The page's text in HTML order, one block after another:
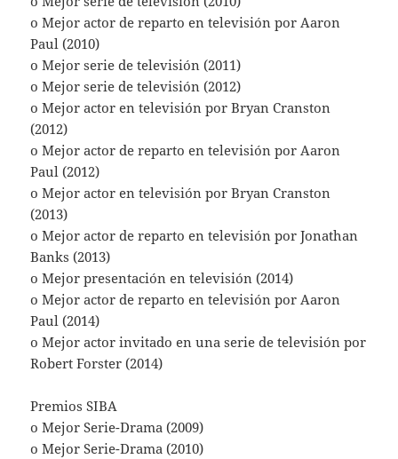
o Mejor actor de reparto en televisión por Aaron
Paul (2010)
o Mejor serie de televisión (2011)
o Mejor serie de televisión (2012)
o Mejor actor en televisión por Bryan Cranston
(2012)
o Mejor actor de reparto en televisión por Aaron
Paul (2012)
o Mejor actor en televisión por Bryan Cranston
(2013)
o Mejor actor de reparto en televisión por Jonathan
Banks (2013)
o Mejor presentación en televisión (2014)
o Mejor actor de reparto en televisión por Aaron
Paul (2014)
o Mejor actor invitado en una serie de televisión por
Robert Forster (2014)
Premios SIBA
o Mejor Serie-Drama (2009)
o Mejor Serie-Drama (2010)